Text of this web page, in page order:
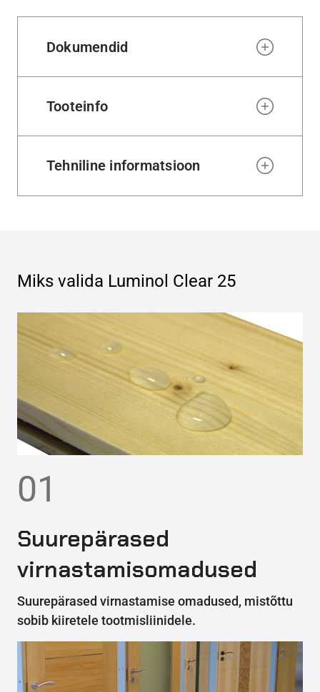
Dokumendid
Tooteinfo
Tehniline informatsioon
Miks valida Luminol Clear 25
01
Suurepärased
virnastamisomadused
Suurepärased virnastamise omadused, mistõttu
sobib kiiretele tootmisliinidele.